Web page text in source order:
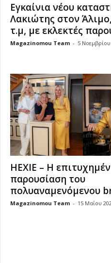
o
M
Εγκαίνια νέου
Λακιώτης στον
τ.μ, με εκλεκτές
Magazinomou Team - 5
HEXIE – Η
παρουσίαση του
πολυαναμενόμενου
Magazinomou Team - 15 Μαΐου